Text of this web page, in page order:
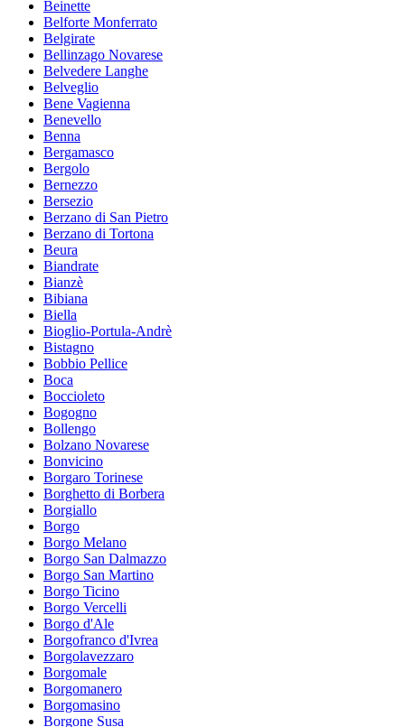
Beinette
Belforte Monferrato
Belgirate
Bellinzago Novarese
Belvedere Langhe
Belveglio
Bene Vagienna
Benevello
Benna
Bergamasco
Bergolo
Bernezzo
Bersezio
Berzano di San Pietro
Berzano di Tortona
Beura
Biandrate
Bianzè
Bibiana
Biella
Bioglio-Portula-Andrè
Bistagno
Bobbio Pellice
Boca
Boccioleto
Bogogno
Bollengo
Bolzano Novarese
Bonvicino
Borgaro Torinese
Borghetto di Borbera
Borgiallo
Borgo
Borgo Melano
Borgo San Dalmazzo
Borgo San Martino
Borgo Ticino
Borgo Vercelli
Borgo d'Ale
Borgofranco d'Ivrea
Borgolavezzaro
Borgomale
Borgomanero
Borgomasino
Borgone Susa